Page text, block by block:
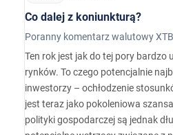
Co dalej z koniunkturą?
Poranny komentarz walutowy XTB
Ten rok jest jak do tej pory bardzo
rynków. To czego potencjalnie
inwestorzy – ochłodzenie
jest teraz jako pokoleniowa
polityki gospodarczej są jednak